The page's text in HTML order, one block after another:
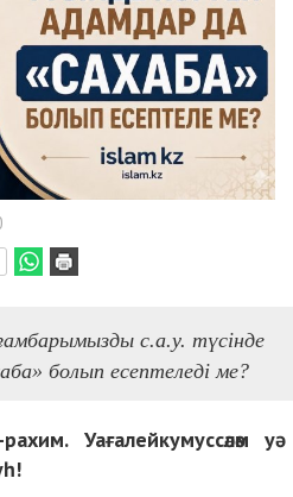
с.а.у. түсінде
болып есептеледі ме?
Уағалейкумуссәләм уә